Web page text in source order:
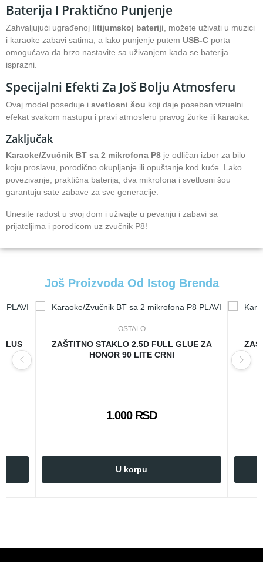
Baterija I Praktično Punjenje
Zahvaljujući ugrađenoj litijumskoj bateriji , možete uživati u muzici
i karaoke zabavi satima, a lako punjenje putem USB-C porta
omogućava da brzo nastavite sa uživanjem kada se baterija
isprazni.
Specijalni Efekti Za Još Bolju Atmosferu
Ovaj model poseduje i svetlosni šou koji daje poseban vizuelni
efekat svakom nastupu i pravi atmosferu pravog žurke ili karaoka.
Zaključak
Karaoke/Zvučnik BT sa 2 mikrofona P8 je odličan izbor za bilo
koju proslavu, porodično okupljanje ili opuštanje kod kuće. Lako
povezivanje, praktična baterija, dva mikrofona i svetlosni šou
garantuju sate zabave za sve generacije.
Unesite radost u svoj dom i uživajte u pevanju i zabavi sa
prijateljima i porodicom uz zvučnik P8!
Još Proizvoda Od Istog Brenda
OSTALO
ZAŠTITNO STAKLO 2.5D FULL GLUE ZA
HONOR 90 LITE CRNI
1.000 RSD
U korpu